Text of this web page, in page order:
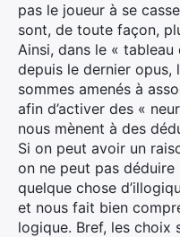
pas le joueur à se
sont, de toute façon,
Ainsi, dans le «
depuis le dernier opus,
sommes amenés à
afin d’activer des «
nous mènent à des
Si on peut avoir un
on ne peut pas
quelque chose
et nous fait bien
logique. Bref, les choix